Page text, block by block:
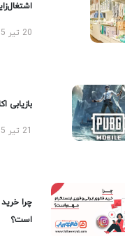
20 تیر 1405
بازیابی
چرا خرید
است؟